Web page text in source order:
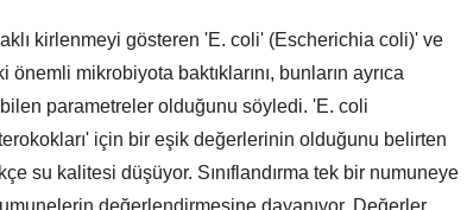
kirlenmeyi gösteren 'E. coli' (Escherichia coli)' ve
mikrobiyota baktıklarını, bunların ayrıca
parametreler olduğunu söyledi. 'E. coli
için bir eşik değerlerinin olduğunu belirten
su kalitesi düşüyor. Sınıflandırma tek bir numuneye